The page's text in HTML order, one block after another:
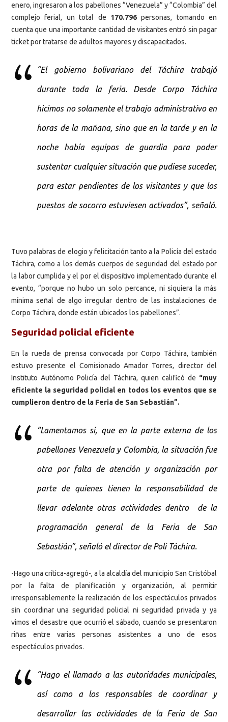
enero, ingresaron a los pabellones “Venezuela” y “Colombia” del
complejo ferial, un total de 170.796personas, tomando en
cuenta que una importante cantidad de visitantes entró sin pagar
ticket por tratarse de adultos mayores y discapacitados.
“El gobierno bolivariano del Táchira trabajó
durante toda la feria. Desde Corpo Táchira
hicimos no solamente el trabajo administrativo en
horas de la mañana, sino que en la tarde y en la
noche había equipos de guardia para poder
sustentar cualquier situación que pudiese suceder,
para estar pendientes de los visitantes y que los
puestos de socorro estuviesen activados”, señaló.
Tuvo palabras de elogio y felicitación tanto a la Policía del estado
Táchira, como a los demás cuerpos de seguridad del estado por
la labor cumplida y el por el dispositivo implementado durante el
evento, “porque no hubo un solo percance, ni siquiera la más
mínima señal de algo irregular dentro de las instalaciones de
Corpo Táchira, donde están ubicados los pabellones”.
Seguridad policial eficiente
En la rueda de prensa convocada por Corpo Táchira, también
estuvo presente el Comisionado Amador Torres, director del
Instituto Autónomo Policía del Táchira, quien calificó de “muy
eficiente la seguridad policial en todos los eventos que se
cumplieron dentro de la Feria de San Sebastián”.
“Lamentamos sí, que en la parte externa de los
pabellones Venezuela y Colombia, la situación fue
otra por falta de atención y organización por
parte de quienes tienen la responsabilidad de
llevar adelante otras actividades dentro de la
programación general de la Feria de San
Sebastián”, señaló el director de Poli Táchira.
-Hago una crítica-agregó-, a la alcaldía del municipio San Cristóbal
por la falta de planificación y organización, al permitir
irresponsablemente la realización de los espectáculos privados
sin coordinar una seguridad policial ni seguridad privada y ya
vimos el desastre que ocurrió el sábado, cuando se presentaron
riñas entre varias personas asistentes a uno de esos
espectáculos privados.
“Hago el llamado a las autoridades municipales,
así como a los responsables de coordinar y
desarrollar las actividades de la Feria de San